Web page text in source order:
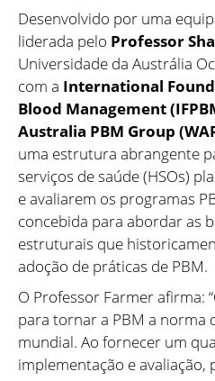
Desenvolvido por uma
liderada pelo Professor
Universidade da Austrália
com a International
Blood Management
Australia PBM Group
uma estrutura abrangente
serviços de saúde (HSOs)
e avaliarem os programas
concebida para abordar as
estruturais que
adoção de práticas de PBM.
O Professor Farmer afirma:
para tornar a PBM a norma
mundial. Ao fornecer um
implementação e